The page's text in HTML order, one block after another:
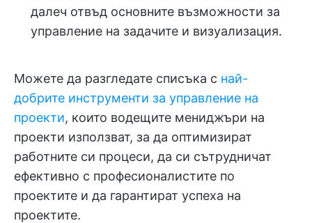
далеч отвъд основните възможности за
управление на задачите и визуализация.
Можете да разгледате списъка с най-
добрите инструменти за управление на
проекти, които водещите мениджъри на
проекти използват, за да оптимизират
работните си процеси, да си сътрудничат
ефективно с професионалистите по
проектите и да гарантират успеха на
проектите.